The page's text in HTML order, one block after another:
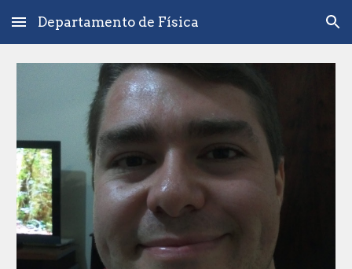
Skip to main content Skip to navigation
Departamento de Física